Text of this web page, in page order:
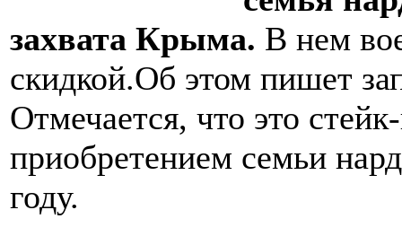
захвата Крыма. В нем
скидкой.Об этом пишет
Отмечается, что это
приобретением семьи
году.